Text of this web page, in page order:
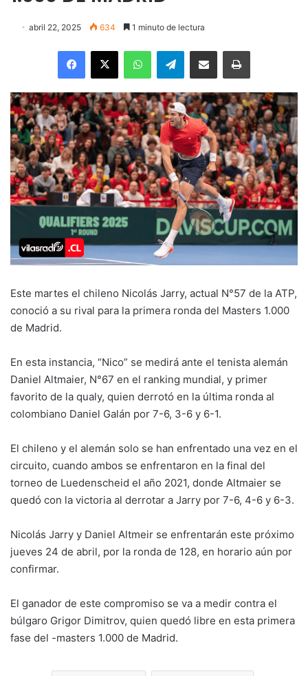
abril 22, 2025 634 1 minuto de lectura
Facebook
X WhatsAppTelegramEnviar vía email Imprimir
Este martes el chileno Nicolás Jarry, actual N°57 de la ATP,
conoció a su rival para la primera ronda del Masters 1.000
de Madrid.
En esta instancia, “Nico” se medirá ante el tenista alemán
Daniel Altmaier, N°67 en el ranking mundial, y primer
favorito de la qualy, quien derrotó en la última ronda al
colombiano Daniel Galán por 7-6, 3-6 y 6-1.
El chileno y el alemán solo se han enfrentado una vez en el
circuito, cuando ambos se enfrentaron en la final del
torneo de Luedenscheid el año 2021, donde Altmaier se
quedó con la victoria al derrotar a Jarry por 7-6, 4-6 y 6-3.
Nicolás Jarry y Daniel Altmeir se enfrentarán este próximo
jueves 24 de abril, por la ronda de 128, en horario aún por
confirmar.
El ganador de este compromiso se va a medir contra el
búlgaro Grigor Dimitrov, quien quedó libre en esta primera
fase del -masters 1.000 de Madrid.